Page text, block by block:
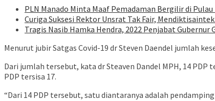
PLN Manado Minta Maaf Pemadaman Bergilir di
Curiga Suksesi Rektor Unsrat Tak Fair,
Tragis Nasib Hamka Hendra, 2022 Penjabat
Menurut jubir Satgas Covid-19 dr Steven Daendel jumlah
Dari jumlah tersebut, kata dr Steaven Dandel MPH, 14
PDP tersisa 17.
“Dari 14 PDP tersebut, satu diantaranya adalah